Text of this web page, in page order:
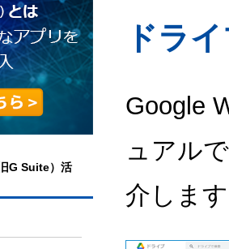
G Suite）活
ドラ
Google
ュアル
介しま